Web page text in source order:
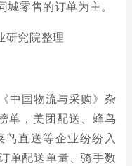
城零售的订单为主。
研究院整理
中国物流与采购》杂
单，美团配送、蜂鸟
直送等企业纷纷入
单配送单量、骑手数